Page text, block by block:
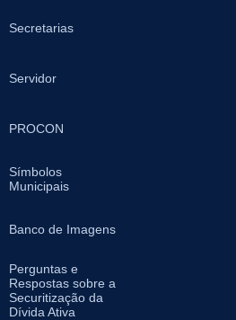
Secretarias
Servidor
PROCON
Símbolos
Municipais
Banco de Imagens
Perguntas e
Respostas sobre a
Securitização da
Dívida Ativa